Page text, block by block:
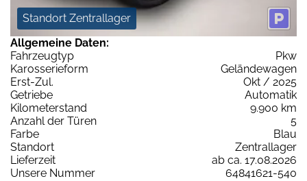
Standort Zentrallager
Allgemeine Daten:
Fahrzeugtyp
Pkw
Karosserieform
Geländewagen
Erst-Zul.
Okt / 2025
Getriebe
Automatik
Kilometerstand
9.900 km
Anzahl der Türen
5
Farbe
Blau
Standort
Zentrallager
Lieferzeit
ab ca. 17.08.2026
Unsere Nummer
64841621-540